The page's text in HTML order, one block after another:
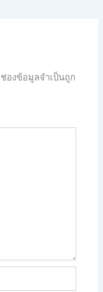
ช่องข้อมูลจำเป็นถูก